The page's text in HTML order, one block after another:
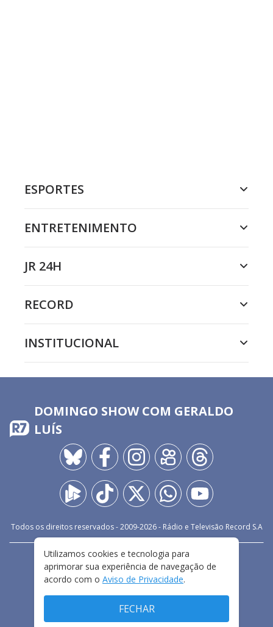
ESPORTES
ENTRETENIMENTO
JR 24H
RECORD
INSTITUCIONAL
DOMINGO SHOW COM GERALDO
LUÍS
Todos os direitos reservados - 2009-2026- Rádio e Televisão Record S.A
FALE CONOSCO
PRIVACIDADE
TERMOS E CONDIÇÕES DE USO
Utilizamos cookies e tecnologia para
aprimorar sua experiência de navegação de
acordo com o Aviso de Privacidade.
FECHAR